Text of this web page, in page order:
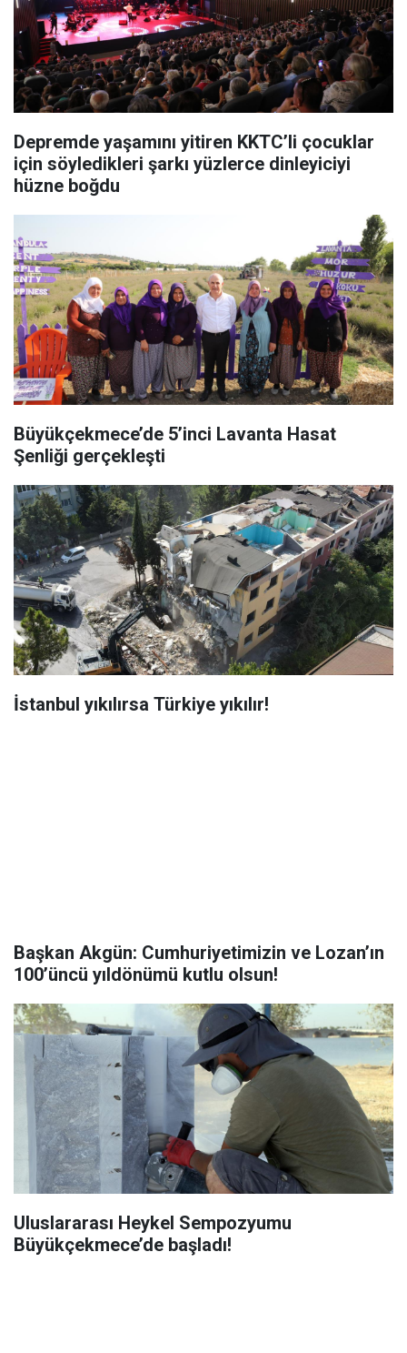
Depremde yaşamını yitiren KKTC’li çocuklar
için söyledikleri şarkı yüzlerce dinleyiciyi
hüzne boğdu
Büyükçekmece’de 5’inci Lavanta Hasat
Şenliği gerçekleşti
İstanbul yıkılırsa Türkiye yıkılır!
Başkan Akgün: Cumhuriyetimizin ve Lozan’ın
100’üncü yıldönümü kutlu olsun!
Uluslararası Heykel Sempozyumu
Büyükçekmece’de başladı!